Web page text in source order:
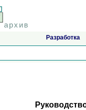
архив
Разработка